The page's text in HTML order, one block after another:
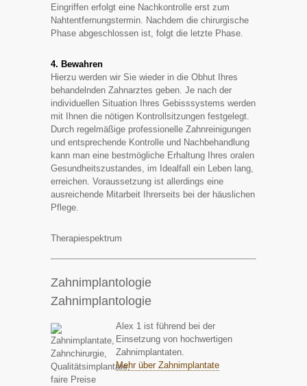
Eingriffen erfolgt eine Nachkontrolle erst zum
Nahtentfernungstermin. Nachdem die chirurgische
Phase abgeschlossen ist, folgt die letzte Phase.
4. Bewahren
Hierzu werden wir Sie wieder in die Obhut Ihres
behandelnden Zahnarztes geben. Je nach der
individuellen Situation Ihres Gebisssystems werden
mit Ihnen die nötigen Kontrollsitzungen festgelegt.
Durch regelmäßige professionelle Zahnreinigungen
und entsprechende Kontrolle und Nachbehandlung
kann man eine bestmögliche Erhaltung Ihres oralen
Gesundheitszustandes, im Idealfall ein Leben lang,
erreichen. Voraussetzung ist allerdings eine
ausreichende Mitarbeit Ihrerseits bei der häuslichen
Pflege.
Therapiespektrum
Zahnimplantologie
Zahnimplantologie
Alex 1 ist führend bei der
Einsetzung von hochwertigen
Zahnimplantaten.
Mehr über Zahnimplantate